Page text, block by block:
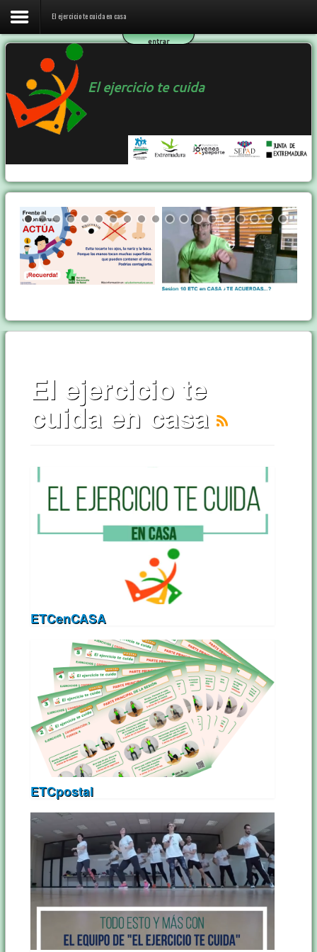
El ejercicio te cuida en casa
El programa ETC
Ejercicio y Salud
Contactar
El ejercicio te cuida en casa
entrar
El ejercicio te cuida
El ejercicio te
cuida en casa
ETCenCASA
ETCpostal